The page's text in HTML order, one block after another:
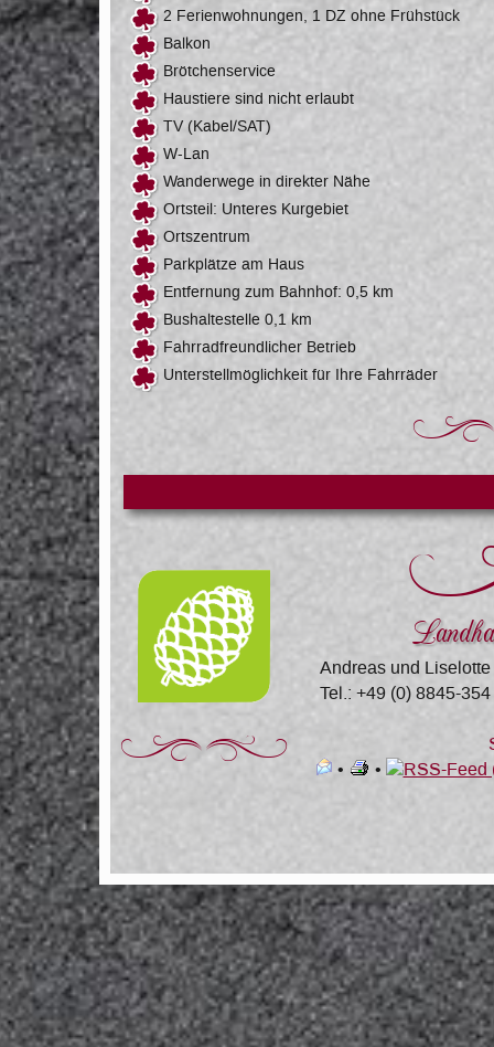
2 Ferienwohnungen, 1 DZ ohne Frühstück
Balkon
Brötchenservice
Haustiere sind nicht erlaubt
TV (Kabel/SAT)
W-Lan
Wanderwege in direkter Nähe
Ortsteil: Unteres Kurgebiet
Ortszentrum
Parkplätze am Haus
Entfernung zum Bahnhof: 0,5 km
Bushaltestelle 0,1 km
Fahrradfreundlicher Betrieb
Unterstellmöglichkeit für Ihre Fahrräder
Za
Andreas und
Tel.: +49 (0) 8845-
•
•